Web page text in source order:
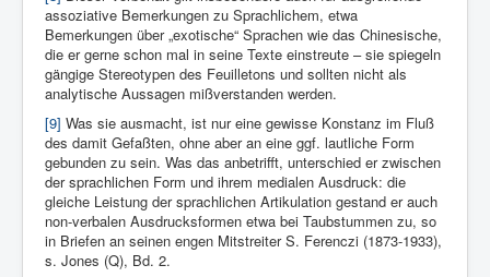
assoziative Bemerkungen zu Sprachlichem, etwa
Bemerkungen über „exotische“ Sprachen wie das Chinesische,
die er gerne schon mal in seine Texte einstreute – sie spiegeln
gängige Stereotypen des Feuilletons und sollten nicht als
analytische Aussagen mißverstanden werden.
[9] Was sie ausmacht, ist nur eine gewisse Konstanz im Fluß
des damit Gefaßten, ohne aber an eine ggf. lautliche Form
gebunden zu sein. Was das anbetrifft, unterschied er zwischen
der sprachlichen Form und ihrem medialen Ausdruck: die
gleiche Leistung der sprachlichen Artikulation gestand er auch
non-verbalen Ausdrucksformen etwa bei Taubstummen zu, so
in Briefen an seinen engen Mitstreiter S. Ferenczi (1873-1933),
s. Jones (Q), Bd. 2.